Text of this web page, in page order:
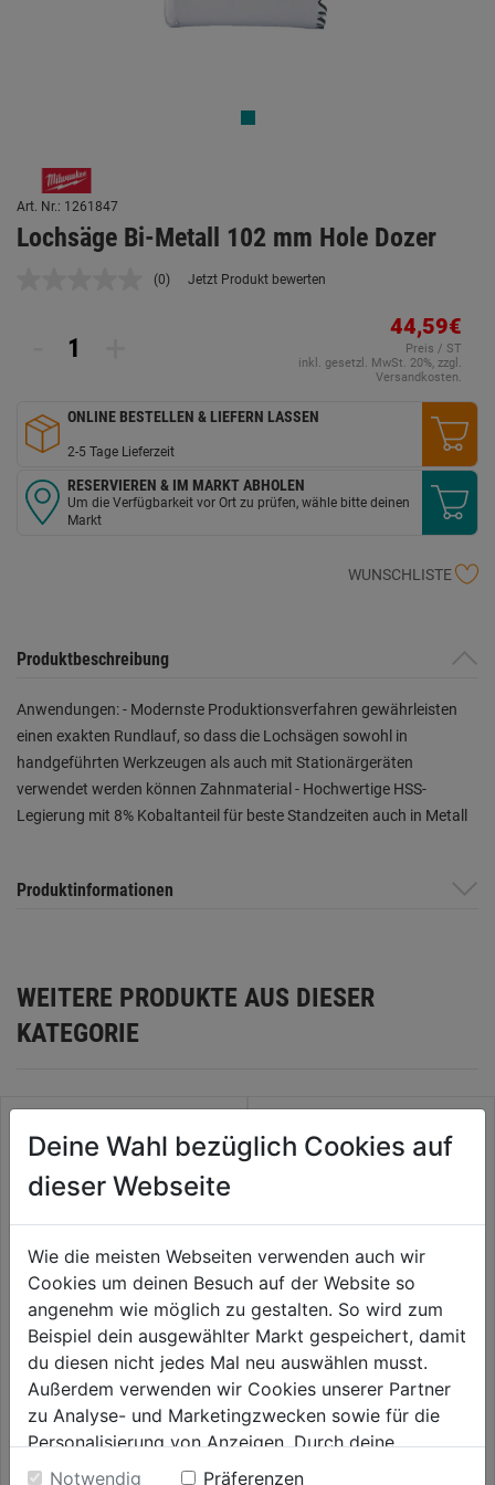
Art. Nr.: 1261847
Lochsäge Bi-Metall 102 mm Hole Dozer
Kein
(0) Jetzt Produkt bewerten
44,59€
Preis / ST
inkl. gesetzl. MwSt. 20%, zzgl.
Versandkosten.
ONLINE BESTELLEN & LIEFERN LASSEN
2-5 Tage Lieferzeit
RESERVIEREN & IM MARKT ABHOLEN
Um die Verfügbarkeit vor Ort zu prüfen, wähle bitte deinen
Markt
WUNSCHLISTE
Produktbeschreibung
Anwendungen: - Modernste Produktionsverfahren gewährleisten
einen exakten Rundlauf, so dass die Lochsägen sowohl in
handgeführten Werkzeugen als auch mit Stationärgeräten
verwendet werden können Zahnmaterial - Hochwertige HSS-
Legierung mit 8% Kobaltanteil für beste Standzeiten auch in Metall
Produktinformationen
WEITERE PRODUKTE AUS DIESER
KATEGORIE
Hohlbohrkrone HM SDS-plus
DM 68mm mit Spanndorn
0.0 (0)
44,99€
Standard-Adapter SDS-Plus
5/8"x18 für Lochsägen bis
32mm
0.0 (0)
0.0
45,99€
Deine Wahl bezüglich Cookies auf
dieser Webseite
Wie die meisten Webseiten verwenden auch wir
Cookies um deinen Besuch auf der Website so
angenehm wie möglich zu gestalten. So wird zum
Beispiel dein ausgewählter Markt gespeichert, damit
du diesen nicht jedes Mal neu auswählen musst.
Außerdem verwenden wir Cookies unserer Partner
zu Analyse- und Marketingzwecken sowie für die
Personalisierung von Anzeigen. Durch deine
Einwilligung werden die Daten von Drittanbieter,
Notwendig
Präferenzen